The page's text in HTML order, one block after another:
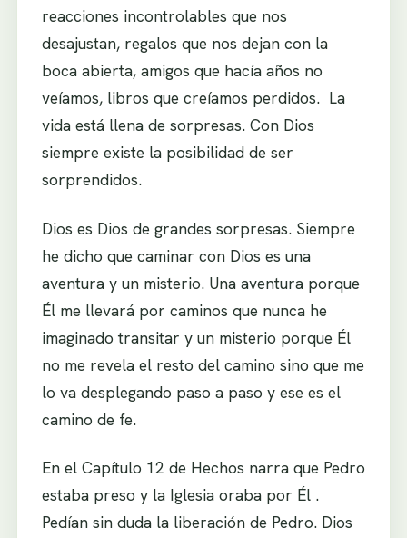
reacciones incontrolables que nos
desajustan, regalos que nos dejan con la
boca abierta, amigos que hacía años no
veíamos, libros que creíamos perdidos. La
vida está llena de sorpresas. Con Dios
siempre existe la posibilidad de ser
sorprendidos.
Dios es Dios de grandes sorpresas. Siempre
he dicho que caminar con Dios es una
aventura y un misterio. Una aventura porque
Él me llevará por caminos que nunca he
imaginado transitar y un misterio porque Él
no me revela el resto del camino sino que me
lo va desplegando paso a paso y ese es el
camino de fe.
En el Capítulo 12 de Hechos narra que Pedro
estaba preso y la Iglesia oraba por Él .
Pedían sin duda la liberación de Pedro. Dios